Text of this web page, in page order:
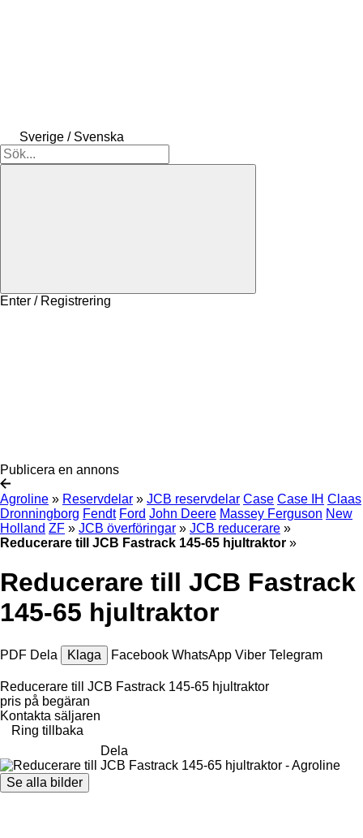
Sverige / Svenska
Enter / Registrering
Publicera en annons
Agroline » Reservdelar » JCB reservdelar Case Case IH Claas
Dronningborg Fendt Ford John Deere Massey Ferguson New
Holland ZF » JCB överföringar » JCB reducerare »
Reducerare till JCB Fastrack 145-65 hjultraktor »
Reducerare till JCB Fastrack
145-65 hjultraktor
PDF Dela Klaga Facebook WhatsApp Viber Telegram
Reducerare till JCB Fastrack 145-65 hjultraktor
pris på begäran
Kontakta säljaren
Ring tillbaka
Dela
Se alla bilder